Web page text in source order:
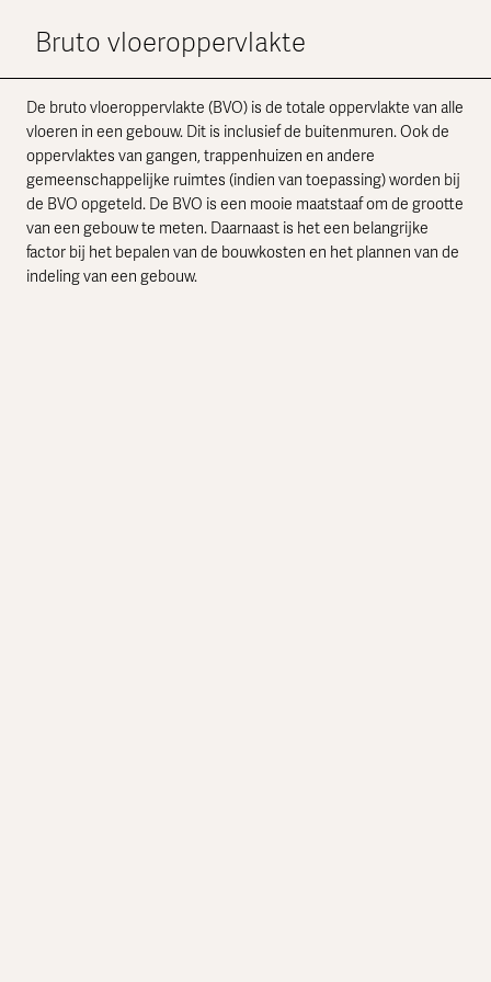
Bruto vloeroppervlakte
De bruto vloeroppervlakte (BVO) is de totale oppervlakte van alle
vloeren in een gebouw. Dit is inclusief de buitenmuren. Ook de
oppervlaktes van gangen, trappenhuizen en andere
gemeenschappelijke ruimtes (indien van toepassing) worden bij
de BVO opgeteld. De BVO is een mooie maatstaaf om de grootte
van een gebouw te meten. Daarnaast is het een belangrijke
factor bij het bepalen van de bouwkosten en het plannen van de
indeling van een gebouw.